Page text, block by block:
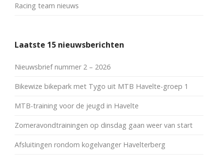
Racing team nieuws
Laatste 15 nieuwsberichten
Nieuwsbrief nummer 2 – 2026
Bikewize bikepark met Tygo uit MTB Havelte-groep 1
MTB-training voor de jeugd in Havelte
Zomeravondtrainingen op dinsdag gaan weer van start
Afsluitingen rondom kogelvanger Havelterberg